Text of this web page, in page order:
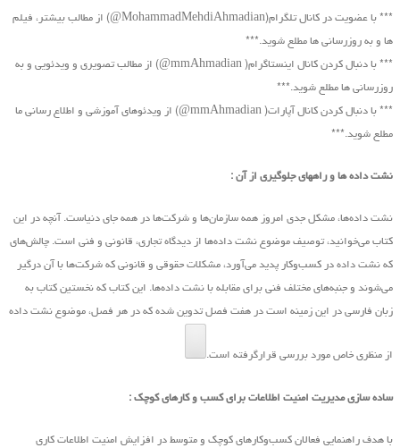
*** با عضویت در کانال تلگرام(MohammadMehdiAhmadian@) از مطالب بیشتر، فیلم
ها و به روزرسانی ها مطلع شوید.***
*** با دنبال کردن کانال اینستاگرام( mmAhmadian@) از مطالب تصویری و ویدئویی و به
روزرسانی ها مطلع شوید.***
*** با دنبال کردن کانال آپارات( mmAhmadian@) از ویدئوهای آموزشی و اطلاع رسانی ما
مطلع شوید.***
نشت داده ها و راههای جلوگیری از آن :
نشت داده‌ها، مشکل جدی امروز همه سازمان‌ها و شرکت‌ها در همه جای دنیاست. آنچه در این
کتاب ‌می‌خوانید، توصیف موضوع نشت داده‌ها از دیدگاه تجاری، قانونی و فنی است. چالش‌های
که نشت داده در کسب‌و‌کار پدید ‌می‌آورد، مشکلات حقوقی و قانونی که شرکت‌ها با آن درگیر
‌می‌شوند و جنبه‌های مختلف فنی برای مقابله با نشت داده‌ها. این کتاب که نخستین کتاب به
زبان فارسی در این زمینه است در هفت فصل تدوین شده که در هر فصل، موضوع نشت داده
از منظری خاص مورد بررسی قرارگرفته است.
ساده سازی مدیریت امنیت اطلاعات برای کسب و کارهای کوچک :
با هدف راهنمایی فعالان کسب‌وکارهای کوچک و متوسط در افزایش امنیت اطلاعات کاری